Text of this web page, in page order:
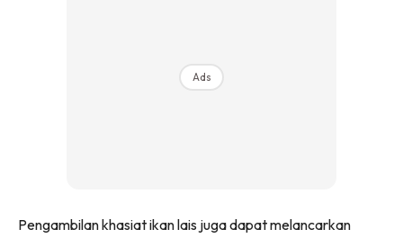
Ads
Pengambilan khasiat ikan lais juga dapat melancarkan